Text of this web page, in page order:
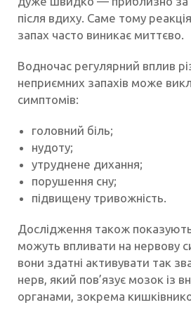
після вдиху. Саме тому
запах часто виникає миттєво.
Водночас регулярний вплив
неприємних запахів може
симптомів:
головний біль;
нудоту;
утруднене дихання;
порушення сну;
підвищену тривожність.
Дослідження також
можуть впливати на нервову
вони здатні активувати так
нерв, який пов’язує мозок із
органами, зокрема